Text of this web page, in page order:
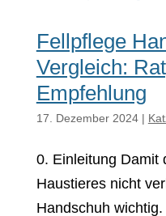
Fellpflege
Vergleich:
Empfehlung
17. Dezember 2024|
0. Einleitung Damit
Haustieres nicht
Handschuh